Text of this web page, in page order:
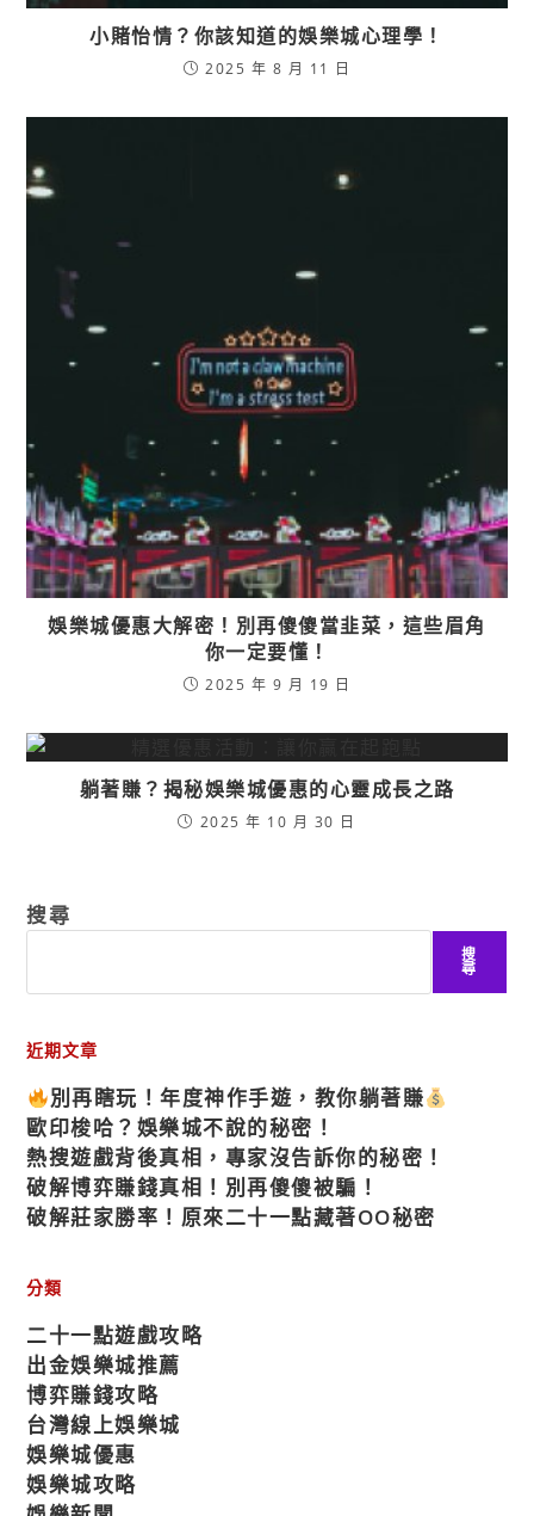
小賭怡情？你該知道的娛樂城心理學！
2025 年 8 月 11 日
娛樂城優惠大解密！別再傻傻當韭菜，這些眉角
你一定要懂！
2025 年 9 月 19 日
躺著賺？揭秘娛樂城優惠的心靈成長之路
2025 年 10 月 30 日
搜尋
搜
尋
近期文章
別再瞎玩！年度神作手遊，教你躺著賺
歐印梭哈？娛樂城不說的秘密！
熱搜遊戲背後真相，專家沒告訴你的秘密！
破解博弈賺錢真相！別再傻傻被騙！
破解莊家勝率！原來二十一點藏著OO秘密
分類
二十一點遊戲攻略
出金娛樂城推薦
博弈賺錢攻略
台灣線上娛樂城
娛樂城優惠
娛樂城攻略